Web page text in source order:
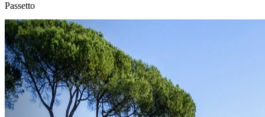
Passetto